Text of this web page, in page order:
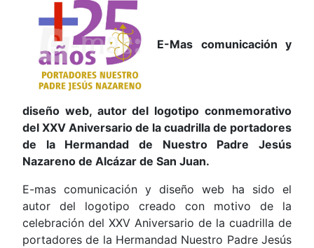
E-Mas comunicación y
diseño web, autor del logotipo conmemorativo
del XXV Aniversario de la cuadrilla de portadores
de la Hermandad de Nuestro Padre Jesús
Nazareno de Alcázar de San Juan.
E-mas comunicación y diseño web ha sido el
autor del logotipo creado con motivo de la
celebración del XXV Aniversario de la cuadrilla de
portadores de la Hermandad Nuestro Padre Jesús